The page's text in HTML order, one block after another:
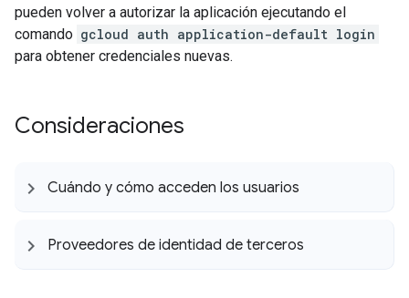
pueden volver a autorizar la aplicación ejecutando el
comando gcloud auth application-default login
para obtener credenciales nuevas.
Consideraciones
Cuándo y cómo acceden los usuarios
Proveedores de identidad de terceros